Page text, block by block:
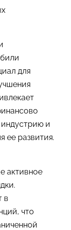
для
и
ее развития.
активное
в
что